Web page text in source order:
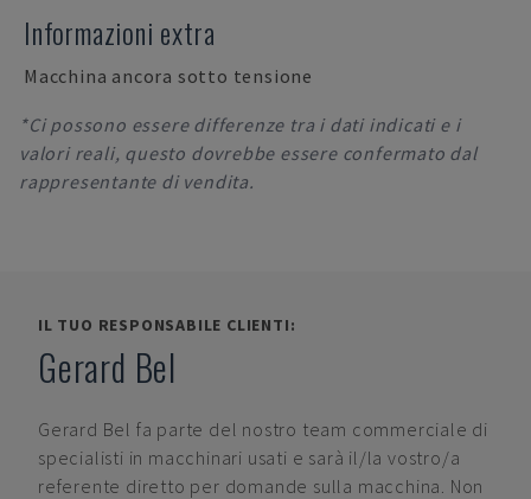
Informazioni extra
Macchina ancora sotto tensione
*Ci possono essere differenze tra i dati indicati e i
valori reali, questo dovrebbe essere confermato dal
rappresentante di vendita.
IL TUO RESPONSABILE CLIENTI:
Gerard Bel
Gerard Bel fa parte del nostro team commerciale di
specialisti in macchinari usati e sarà il/la vostro/a
referente diretto per domande sulla macchina. Non